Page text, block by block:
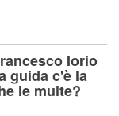
Iorio
guida c'è la
le multe?